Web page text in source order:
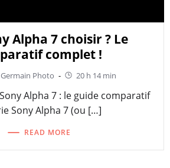
Alpha 7 choisir ? Le
complet !
Photo - 20 h 14 min
Alpha 7 : le guide comparatif
Sony Alpha 7 (ou […]
READ MORE